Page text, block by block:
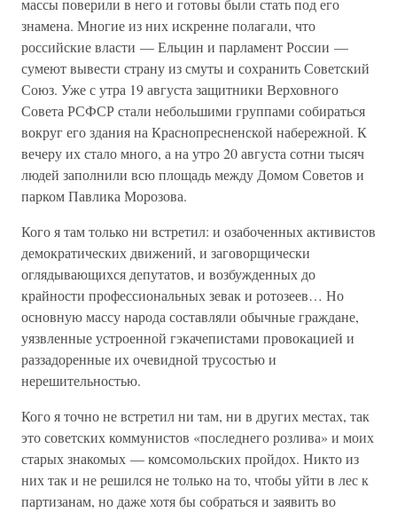
массы поверили в него и готовы были стать под его
знамена. Многие из них искренне полагали, что
российские власти — Ельцин и парламент России —
сумеют вывести страну из смуты и сохранить Советский
Союз. Уже с утра 19 августа защитники Верховного
Совета РСФСР стали небольшими группами собираться
вокруг его здания на Краснопресненской набережной. К
вечеру их стало много, а на утро 20 августа сотни тысяч
людей заполнили всю площадь между Домом Советов и
парком Павлика Морозова.
Кого я там только ни встретил: и озабоченных активистов
демократических движений, и заговорщически
оглядывающихся депутатов, и возбужденных до
крайности профессиональных зевак и ротозеев… Но
основную массу народа составляли обычные граждане,
уязвленные устроенной гэкачепистами провокацией и
раззадоренные их очевидной трусостью и
нерешительностью.
Кого я точно не встретил ни там, ни в других местах, так
это советских коммунистов «последнего розлива» и моих
старых знакомых — комсомольских пройдох. Никто из
них так и не решился не только на то, чтобы уйти в лес к
партизанам, но даже хотя бы собраться и заявить во